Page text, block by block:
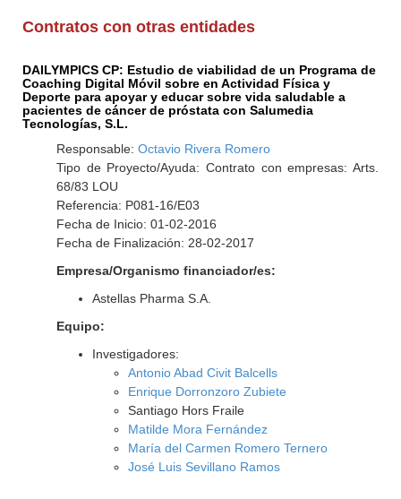
Contratos con otras entidades
DAILYMPICS CP: Estudio de viabilidad de un Programa de
Coaching Digital Móvil sobre en Actividad Física y
Deporte para apoyar y educar sobre vida saludable a
pacientes de cáncer de próstata con Salumedia
Tecnologías, S.L.
Responsable: Octavio Rivera Romero
Tipo de Proyecto/Ayuda: Contrato con empresas: Arts.
68/83 LOU
Referencia: P081-16/E03
Fecha de Inicio: 01-02-2016
Fecha de Finalización: 28-02-2017
Empresa/Organismo financiador/es:
Astellas Pharma S.A.
Equipo:
Investigadores:
Antonio Abad Civit Balcells
Enrique Dorronzoro Zubiete
Santiago Hors Fraile
Matilde Mora Fernández
María del Carmen Romero Ternero
José Luis Sevillano Ramos